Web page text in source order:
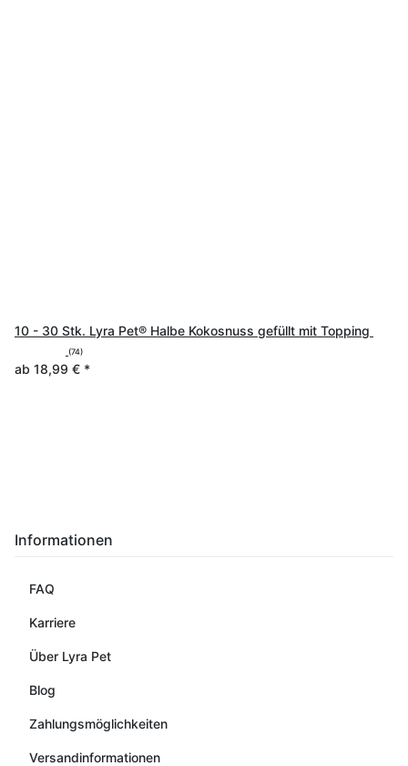
10 - 30 Stk. Lyra Pet® Halbe Kokosnuss gefüllt mit Topping
(74)
ab 18,99 € *
Informationen
FAQ
Karriere
Über Lyra Pet
Blog
Zahlungsmöglichkeiten
Versandinformationen